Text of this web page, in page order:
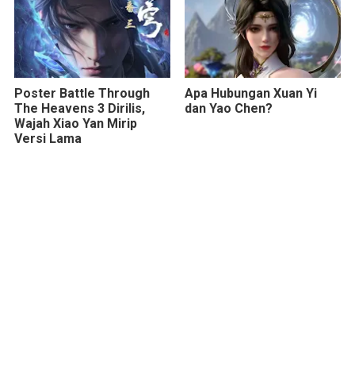
Poster Battle Through
The Heavens 3 Dirilis,
Wajah Xiao Yan Mirip
Versi Lama
Apa Hubungan Xuan Yi
dan Yao Chen?